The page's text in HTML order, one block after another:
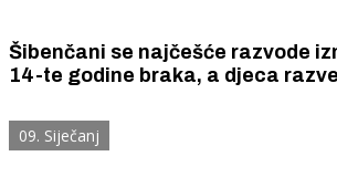
Šibenčani se najčešće razvode
14-te godine braka, a djeca
09. Siječanj